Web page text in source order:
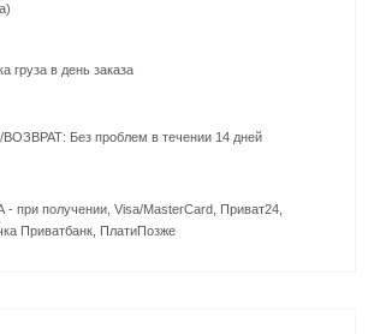
груза в день заказа
Без проблем в течении 14 дней
при получении, Visa/MasterCard, Приват24,
Приватбанк, ПлатиПозже